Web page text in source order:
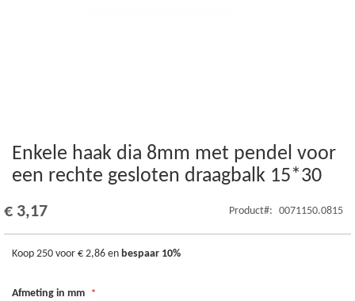
Ga
het
van
gallerij
Enkele haak dia 8mm met pendel voor
een rechte gesloten draagbalk 15*30
€ 3,17 Product 0071150.0815
Koop 250 voor € 2,86 en bespaar 10%
Afmeting in mm